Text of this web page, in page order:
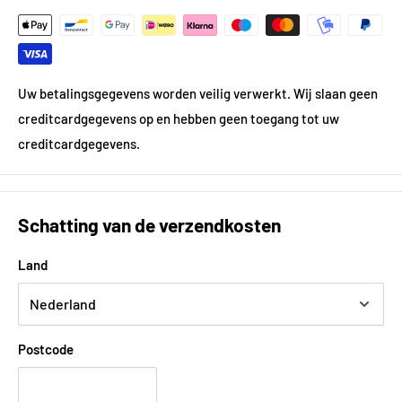
Product Diameter ø (in
cm)
35.5
Gewicht 9.14 kg
Materiaal Staal
Technische eigenschappen
Energiebron
Warmhoudrek
Materiaal roosters
Uw betalingsgegevens worden veilig verwerkt. Wij slaan geen
creditcardgegevens op en hebben geen toegang tot uw
creditcardgegevens.
Schatting van de verzendkosten
Land
Postcode